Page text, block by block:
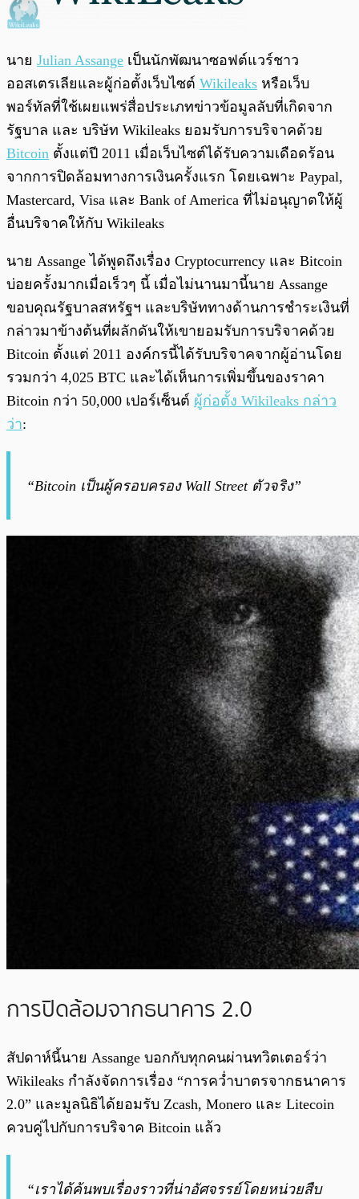
นาย Julian Assange เป็นนักพัฒนาซอฟต์แวร์ชาว
ออสเตรเลียและผู้ก่อตั้งเว็บไซต์ Wikileaks หรือเว็บ
พอร์ทัลที่ใช้เผยแพร่สื่อประเภทข่าวข้อมูลลับที่เกิดจาก
รัฐบาล และ บริษัท Wikileaks ยอมรับการบริจาคด้วย
Bitcoin ตั้งแต่ปี 2011 เมื่อเว็บไซต์ได้รับความเดือดร้อน
จากการปิดล้อมทางการเงินครั้งแรก โดยเฉพาะ Paypal,
Mastercard, Visa และ Bank of America ที่ไม่อนุญาตให้ผู้
อื่นบริจาคให้กับ Wikileaks
นาย Assange ได้พูดถึงเรื่อง Cryptocurrency และ Bitcoin
บ่อยครั้งมากเมื่อเร็วๆ นี้ เมื่อไม่นานมานี้นาย Assange
ขอบคุณรัฐบาลสหรัฐฯ และบริษัททางด้านการชำระเงินที่
กล่าวมาข้างต้นที่ผลักดันให้เขายอมรับการบริจาคด้วย
Bitcoin ตั้งแต่ 2011 องค์กรนี้ได้รับบริจาคจากผู้อ่านโดย
รวมกว่า 4,025 BTC และได้เห็นการเพิ่มขึ้นของราคา
Bitcoin กว่า 50,000 เปอร์เซ็นต์ ผู้ก่อตั้ง Wikileaks กล่าว
ว่า:
“Bitcoin เป็นผู้ครอบครอง Wall Street ตัวจริง”
การปิดล้อมจากธนาคาร 2.0
สัปดาห์นี้นาย Assange บอกกับทุกคนผ่านทวิตเตอร์ว่า
Wikileaks กำลังจัดการเรื่อง “การคว่ำบาตรจากธนาคาร
2.0” และมูลนิธิได้ยอมรับ Zcash, Monero และ Litecoin
ควบคู่ไปกับการบริจาค Bitcoin แล้ว
“เราได้ค้นพบเรื่องราวที่น่าอัศจรรย์โดยหน่วยสืบ